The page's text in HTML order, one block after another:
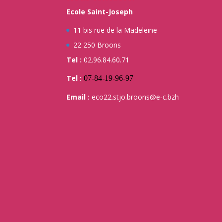
Ecole Saint-Joseph
11 bis rue de la Madeleine
22 250 Broons
Tel : 02.96.84.60.71
Tel : 07-84-19-96-97
Email : eco22.stjo.broons@e-c.bzh